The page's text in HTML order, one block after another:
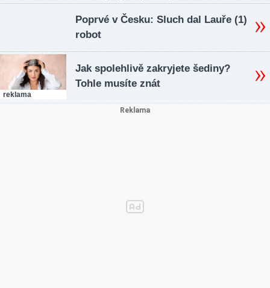
Poprvé v Česku: Sluch dal Lauře (1)
robot
reklama
Jak spolehlivě zakryjete šediny?
Tohle musíte znát